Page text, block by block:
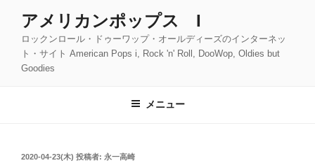
アメリカンポップス I
ロックンロール・ドゥーワップ・オールディーズのインターネッ
ト・サイト American Pops i, Rock 'n' Roll, DooWop, Oldies but
Goodies
メニュー
投
2020-04-23(木) 投稿者: 永一高崎